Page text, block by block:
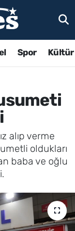
Spor
alıp verme
oldukları
baba ve oğlu